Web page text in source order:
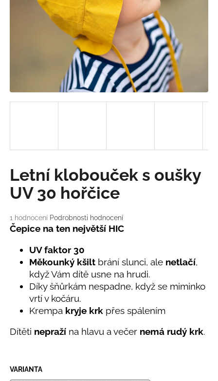
Průměrné
hodnocení
produktu
hvězdiček.
1 hodnocení Podrobnosti hodnocení
Letní klobouček s oušky
UV 30 hořčice
Čepice na ten největší HIC
UV faktor 30
Měkounký kšilt brání slunci, ale netlačí,
když Vám dítě usne na hrudi.
Díky šňůrkám nespadne, když se miminko
vrtí v kočáru.
Krempa kryje krk přes spálením
Dítěti nepraží na hlavu a večer nemá rudý krk.
VARIANTA
p
o
r
č
u
LETNÍ
ČEPICE
30
SVĚTLE